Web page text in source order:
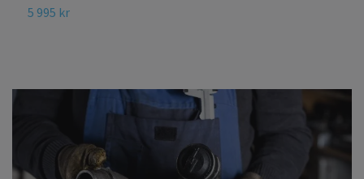
5 995 kr